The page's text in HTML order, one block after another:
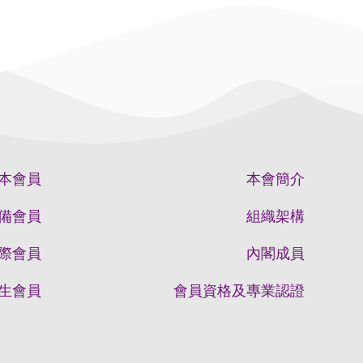
會員
會員
會員
會員
本會簡介
組織架構
內閣成員
會員資格及專業認證